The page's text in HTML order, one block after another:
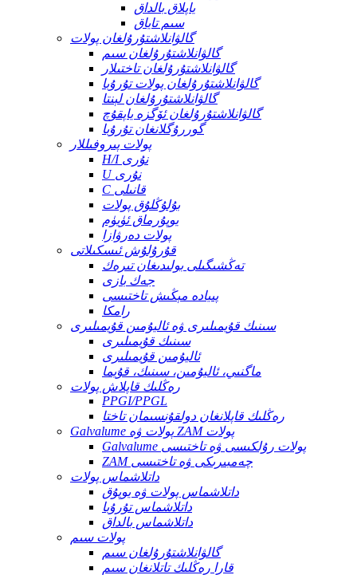
ياپلاق بالداق
سىم تاياق
گالۋانلاشتۇرۇلغان پولات
گالۋانلاشتۇرۇلغان سىم
گالۋانلاشتۇرۇلغان تاختىلار
گالۋانلاشتۇرۇلغان پولات تۇرۇبا
گالۋانلاشتۇرۇلغان لېنتا
گالۋانلاشتۇرۇلغان ئۆگزە ياپقۇچ
گوررۇگلانغان تۇرۇبا
پولات پىروفىللار
H/I نۇرى
U نۇرى
C قانىلى
بۇلۇڭلۇق پولات
يوپۇرماق ئۈيۈم
پولات دەرۋازا
قۇرۇلۇش ئىسكىلاتى
تەڭشىگىلى بولىدىغان تىرەك
جەك بازى
پىيادە مېڭىش تاختىسى
رامكا
سىنىك قۇيمىلىرى ۋە ئاليۇمىن قۇيمىلىرى
سىنىك قۇيمىلىرى
ئاليۇمىن قۇيمىلىرى
ماگنىي، ئاليۇمىن، سىنىك، قۇيما
رەڭلىك قاپلاش پولات
PPGI/PPGL
رەڭلىك قاپلانغان دولقۇنسىمان تاختا
Galvalume پولات ۋە ZAM پولات
Galvalume پولات رۇلكىسى ۋە تاختىسى
ZAM چەمبىرىكى ۋە تاختىسى
داتلاشماس پولات
داتلاشماس پولات ۋە يوپۇق
داتلاشماس تۇرۇبا
داتلاشماس بالداق
پولات سىم
گالۋانلاشتۇرۇلغان سىم
قارا رەڭلىك تاتلانغان سىم